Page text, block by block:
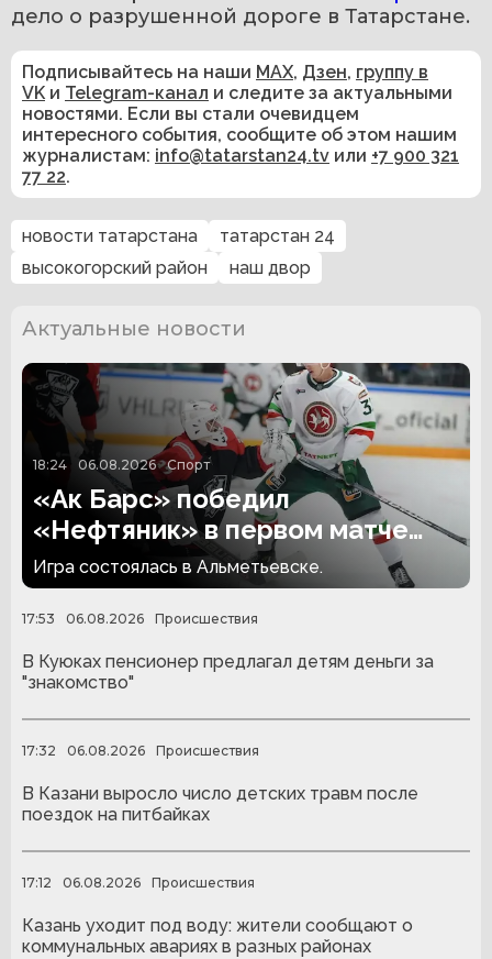
дело о разрушенной дороге в Татарстане.
Подписывайтесь на наши MAX, Дзен, группу в
VK и Telegram-канал и следите за актуальными
новостями. Если вы стали очевидцем
интересного события, сообщите об этом нашим
журналистам: info@tatarstan24.tv или +7 900 321
77 22.
новости татарстана
татарстан 24
высокогорский район
наш двор
Актуальные новости
18:24 06.08.2026 Спорт
«Ак Барс» победил
«Нефтяник» в первом матче
сезона
Игра состоялась в Альметьевске.
17:53 06.08.2026 Происшествия
В Куюках пенсионер предлагал детям деньги за
"знакомство"
17:32 06.08.2026 Происшествия
В Казани выросло число детских травм после
поездок на питбайках
17:12 06.08.2026 Происшествия
Казань уходит под воду: жители сообщают о
коммунальных авариях в разных районах